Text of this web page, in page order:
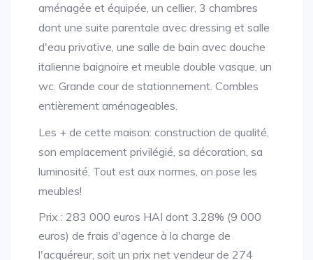
aménagée et équipée, un cellier, 3 chambres
dont une suite parentale avec dressing et salle
d'eau privative, une salle de bain avec douche
italienne baignoire et meuble double vasque, un
wc. Grande cour de stationnement. Combles
entièrement aménageables.
Les + de cette maison: construction de qualité,
son emplacement privilégié, sa décoration, sa
luminosité, Tout est aux normes, on pose les
meubles!
Prix : 283 000 euros HAI dont 3.28% (9 000
euros) de frais d'agence à la charge de
l'acquéreur, soit un prix net vendeur de 274